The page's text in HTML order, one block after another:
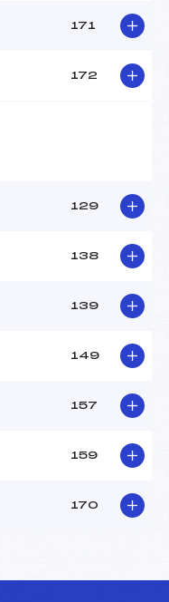
171
172
129
138
139
149
157
159
170